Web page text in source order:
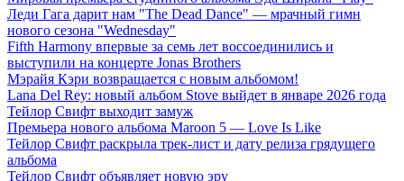
Леди Гага дарит нам "The Dead Dance" — мрачный гимн
нового сезона "Wednesday"
Fifth Harmony впервые за семь лет воссоединились и
выступили на концерте Jonas Brothers
Мэрайя Кэри возвращается с новым альбомом!
Lana Del Rey: новый альбом Stove выйдет в январе 2026 года
Тейлор Свифт выходит замуж
Премьера нового альбома Maroon 5 — Love Is Like
Тейлор Свифт раскрыла трек-лист и дату релиза грядущего
альбома
Тейлор Свифт объявляет новую эру